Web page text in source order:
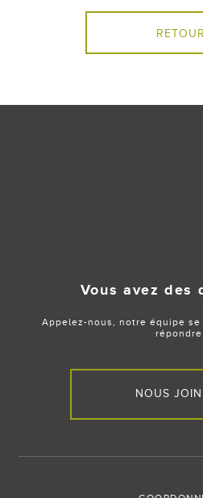
RETOUR
Vous avez des
Appelez-nous, notre équipe
répondre.
NOUS